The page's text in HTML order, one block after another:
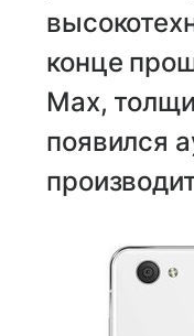
конце
Max,
появился